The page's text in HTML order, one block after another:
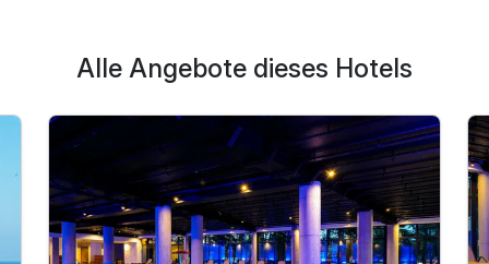
Alle Angebote dieses Hotels